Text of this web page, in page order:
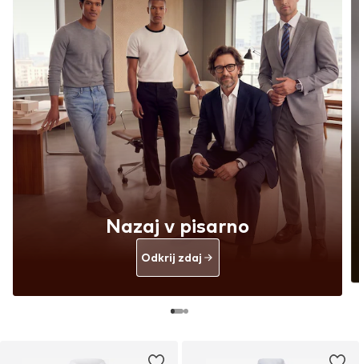
Nazaj v pisarno
Odkrij zdaj